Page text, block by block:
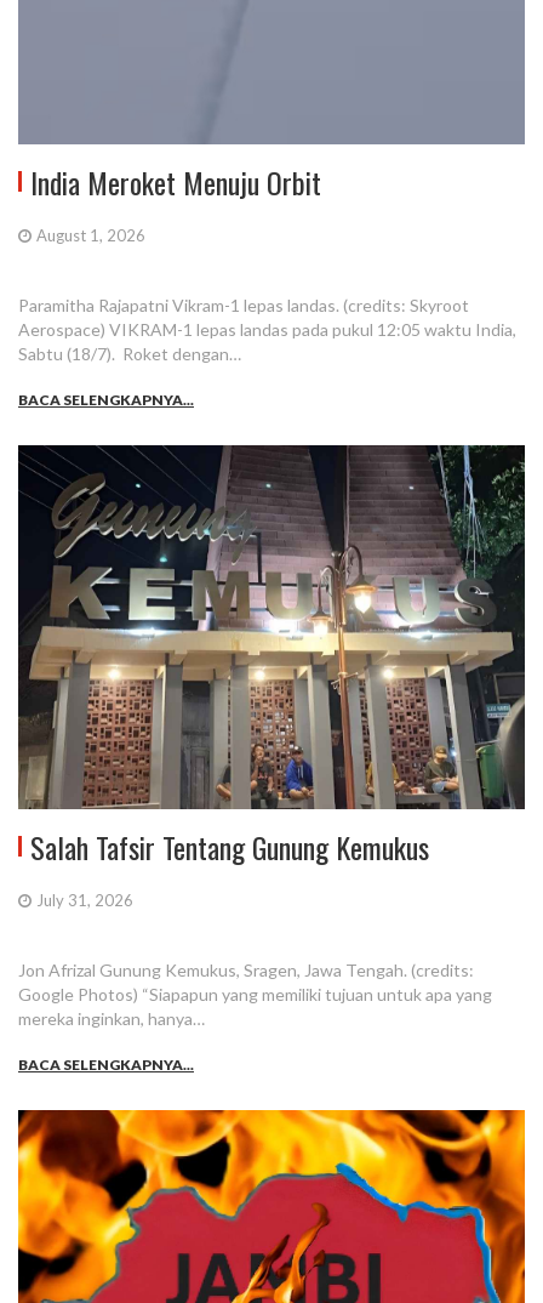
India Meroket Menuju Orbit
August 1, 2026
Paramitha Rajapatni Vikram-1 lepas landas. (credits: Skyroot
Aerospace) VIKRAM-1 lepas landas pada pukul 12:05 waktu India,
Sabtu (18/7). Roket dengan…
BACA SELENGKAPNYA...
Salah Tafsir Tentang Gunung Kemukus
July 31, 2026
Jon Afrizal Gunung Kemukus, Sragen, Jawa Tengah. (credits:
Google Photos) “Siapapun yang memiliki tujuan untuk apa yang
mereka inginkan, hanya…
BACA SELENGKAPNYA...